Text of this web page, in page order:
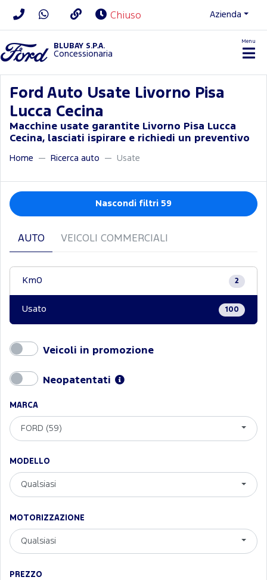
Chiuso Azienda
BLUBAY S.P.A.
Concessionaria
Menu
Ford Auto Usate Livorno Pisa
Lucca Cecina
Macchine usate garantite Livorno Pisa Lucca
Cecina, lasciati ispirare e richiedi un preventivo
Home Ricerca auto Usate
Nascondi filtri 59
AUTO VEICOLI COMMERCIALI
Km0 2
Usato 100
Veicoli in promozione
Neopatentati
MARCA
FORD (59)
MODELLO
Qualsiasi
MOTORIZZAZIONE
Qualsiasi
PREZZO